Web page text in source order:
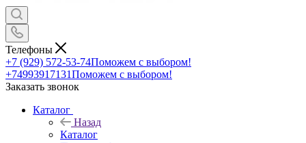
Телефоны
+7 (929) 572-53-74Поможем с выбором!
+74993917131Поможем с выбором!
Заказать звонок
Каталог
Назад
Каталог